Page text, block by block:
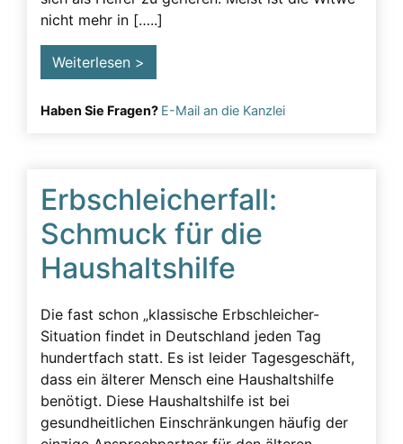
nicht mehr in […..]
Weiterlesen >
Haben Sie Fragen? E-Mail an die Kanzlei
Erbschleicherfall:
Schmuck für die
Haushaltshilfe
Die fast schon „klassische Erbschleicher-
Situation findet in Deutschland jeden Tag
hundertfach statt. Es ist leider Tagesgeschäft,
dass ein älterer Mensch eine Haushaltshilfe
benötigt. Diese Haushaltshilfe ist bei
gesundheitlichen Einschränkungen häufig der